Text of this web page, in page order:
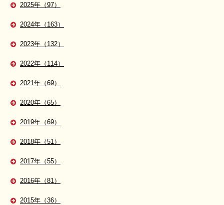
2025年（97）
2024年（163）
2023年（132）
2022年（114）
2021年（69）
2020年（65）
2019年（69）
2018年（51）
2017年（55）
2016年（81）
2015年（36）